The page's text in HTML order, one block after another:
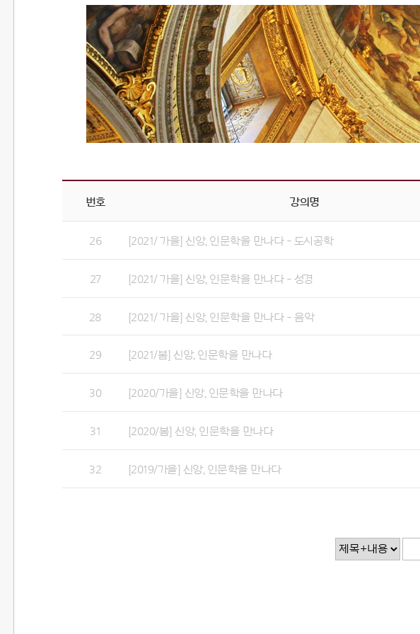
번호 강의명
26 [2021/ 가을] 신앙, 인문학을 만나다 - 도시공학
27 [2021/ 가을] 신앙, 인문학을 만나다 - 성경
28 [2021/ 가을] 신앙, 인문학을 만나다 - 음악
29 [2021/봄] 신앙, 인문학을 만나다
30 [2020/가을] 신앙, 인문학을 만나다
31 [2020/봄] 신앙, 인문학을 만나다
32 [2019/가을] 신앙, 인문학을 만나다